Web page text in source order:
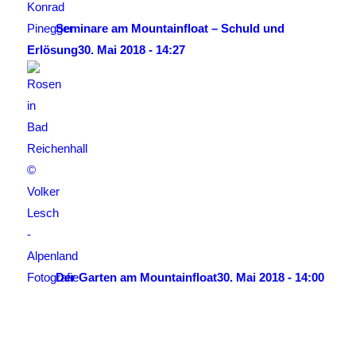
Seminare am Mountainfloat – Schuld und
Erlösung30. Mai 2018 - 14:27
Der Garten am Mountainfloat30. Mai 2018 - 14:00